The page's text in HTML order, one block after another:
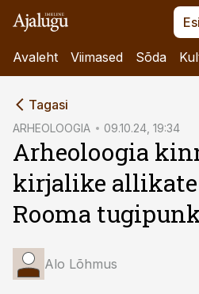
Avaleht Viimased Sõda
Tagasi
ARHEOLOOGIA 09.10.24, 19:34
Arheoloogia
kirjalike
Rooma
Alo Lõhmus